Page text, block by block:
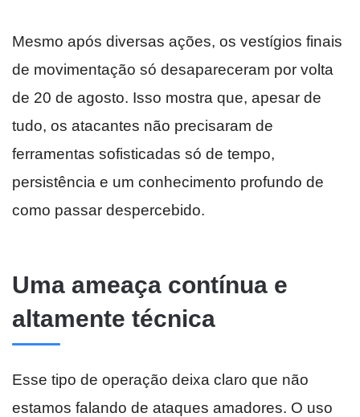
Mesmo após diversas ações, os vestígios finais
de movimentação só desapareceram por volta
de 20 de agosto. Isso mostra que, apesar de
tudo, os atacantes não precisaram de
ferramentas sofisticadas só de tempo,
persistência e um conhecimento profundo de
como passar despercebido.
Uma ameaça contínua e
altamente técnica
Esse tipo de operação deixa claro que não
estamos falando de ataques amadores. O uso